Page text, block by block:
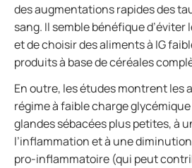
des augmentations rapides des
sang. Il semble bénéfique d’éviter
et de choisir des aliments à IG
produits à base de céréales
En outre, les études montrent les
régime à faible charge
glandes sébacées plus petites, à
l’inflammation et à une
pro-inflammatoire (qui peut